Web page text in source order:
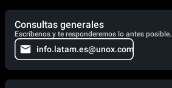
Consultas generales
Escríbenos y te responderemos lo antes posible.
info.latam.es@unox.com